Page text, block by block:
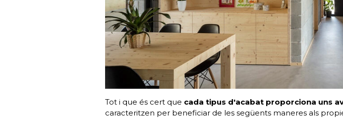
Tot i que és cert que cada tipus d'acabat proporciona uns
caracteritzen per beneficiar de les següents maneres als